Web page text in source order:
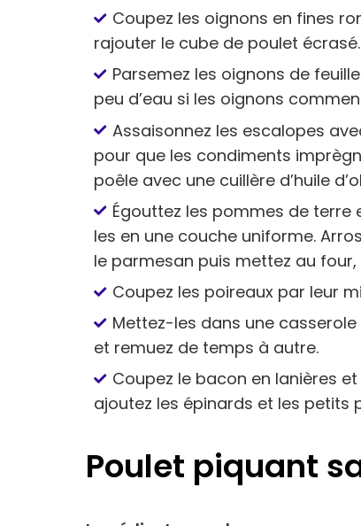
Coupez les oignons en fines
rajouter le cube de poulet
Parsemez les oignons de
peu d’eau si les oignons
Assaisonnez les escalopes
pour que les condiments
poêle avec une cuillère d’huile
Égouttez les pommes de terre
les en une couche uniforme.
le parmesan puis mettez au
Coupez les poireaux par leur
Mettez-les dans une casserole
et remuez de temps à autre.
Coupez le bacon en lanières
ajoutez les épinards et les petits
Poulet piquant